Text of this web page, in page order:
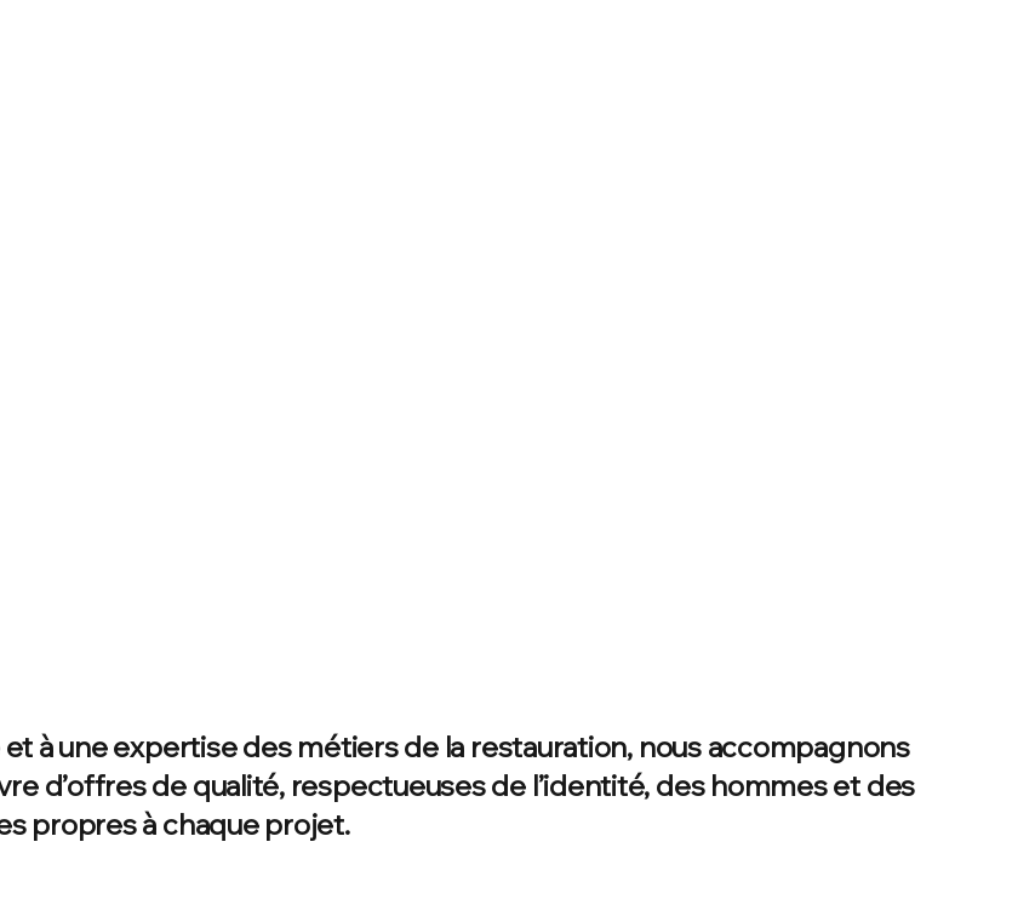
à une expertise des métiers de la restauration, nous accompagnons
d’offres de qualité, respectueuses de l’identité, des hommes et des
propres à chaque projet.